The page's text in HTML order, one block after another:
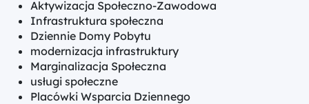
Aktywizacja Społeczno-Zawodowa
Infrastruktura społeczna
Dziennie Domy Pobytu
modernizacja infrastruktury
Marginalizacja Społeczna
usługi społeczne
Placówki Wsparcia Dziennego